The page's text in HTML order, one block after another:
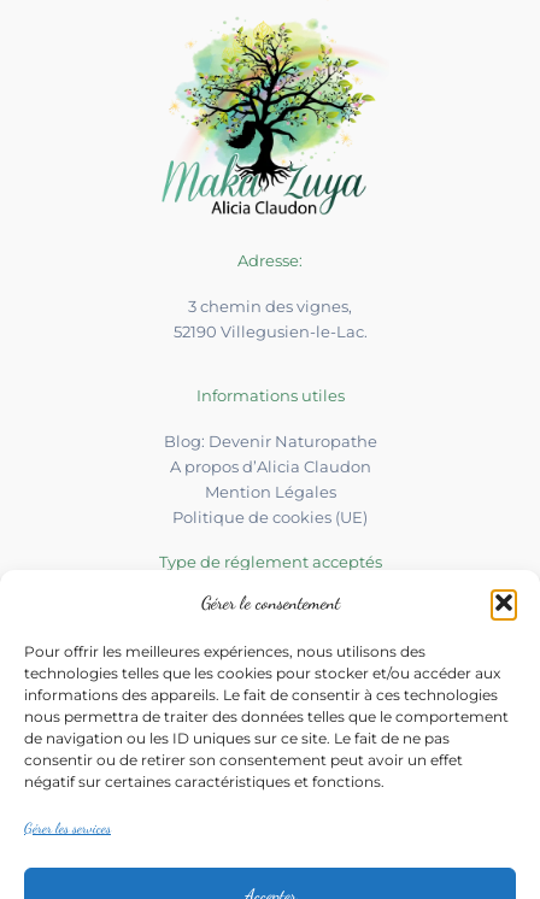
Gérer le consentement
Pour offrir les meilleures expériences, nous utilisons des
technologies telles que les cookies pour stocker et/ou accéder aux
informations des appareils. Le fait de consentir à ces technologies
nous permettra de traiter des données telles que le comportement
de navigation ou les ID uniques sur ce site. Le fait de ne pas
consentir ou de retirer son consentement peut avoir un effet
négatif sur certaines caractéristiques et fonctions.
Gérer les services
Adresse:
3 chemin des vignes,
52190 Villegusien-le-Lac.
Informations utiles
Blog: Devenir Naturopathe
A propos d’Alicia Claudon
Mention Légales
Politique de cookies (UE)
Type de réglement acceptés
Chèques ou Espèces
Les prestations du Cabinet
Naturopathie
Soins énergétique
Soins énergétiques animaux
Iridologie
Numérologie Holistique